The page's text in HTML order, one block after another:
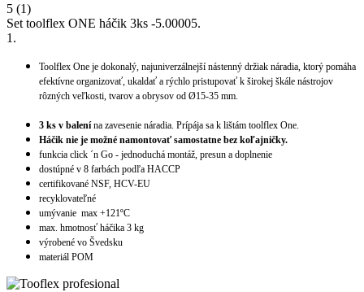
5 (1)
Set toolflex ONE háčik 3ks -5.00005.
1 .
Toolflex One je dokonalý, najuniverzálnejší nástenný držiak náradia, ktorý pomáha
efektívne organizovať, ukaldať a rýchlo pristupovať k širokej škále nástrojov
rôzných veľkosti, tvarov a obrysov od Ø15-35 mm.
3 ks v balenína zavesenie náradia. Prípája sa k lištám toolflex One.
Háčik nie je možné namontovať samostatne bez koľajničky.
funkcia click ´n Go - jednoduchá montáž, presun a doplnenie
dostúpné v 8 farbách podľa HACCP
certifikované NSF, HCV-EU
recyklovateľné
umývanie max +121ºC
max. hmotnosť háčika 3 kg
výrobené vo Švedsku
materiál POM